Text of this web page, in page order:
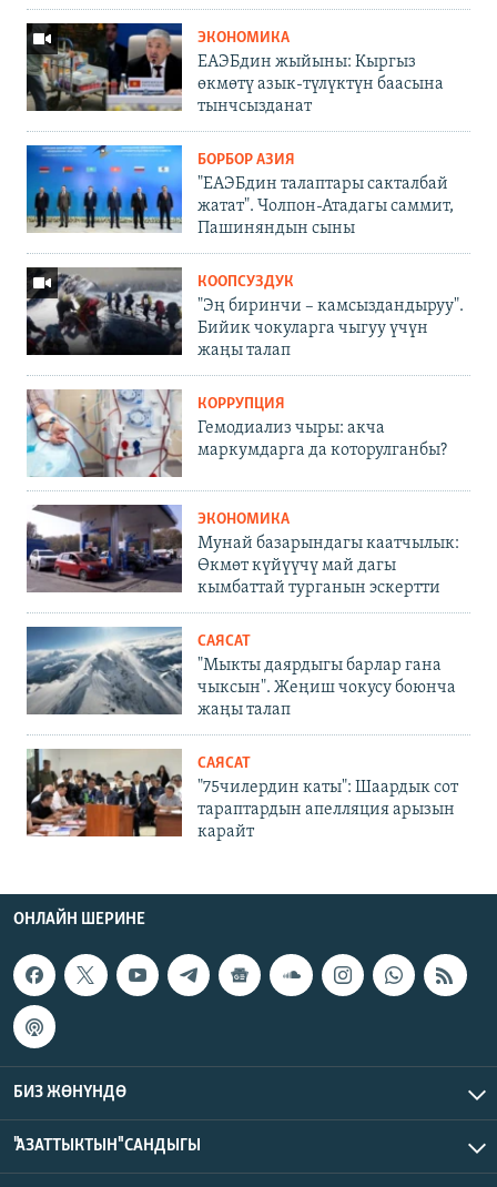
ЭКОНОМИКА
ЕАЭБдин жыйыны: Кыргыз
өкмөтү азык-түлүктүн баасына
тынчсызданат
БОРБОР АЗИЯ
"ЕАЭБдин талаптары сакталбай
жатат". Чолпон-Атадагы саммит,
Пашиняндын сыны
КООПСУЗДУК
"Эң биринчи – камсыздандыруу".
Бийик чокуларга чыгуу үчүн
жаңы талап
КОРРУПЦИЯ
Гемодиализ чыры: акча
маркумдарга да которулганбы?
ЭКОНОМИКА
Мунай базарындагы каатчылык:
Өкмөт күйүүчү май дагы
кымбаттай турганын эскертти
САЯСАТ
"Мыкты даярдыгы барлар гана
чыксын". Жеңиш чокусу боюнча
жаңы талап
САЯСАТ
"75чилердин каты": Шаардык сот
тараптардын апелляция арызын
карайт
ОНЛАЙН ШЕРИНЕ
БИЗ ЖӨНҮНДӨ
"АЗАТТЫКТЫН" САНДЫГЫ